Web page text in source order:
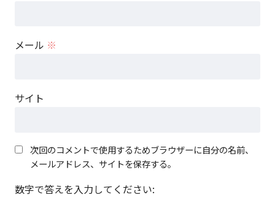
メール ※
サイト
次回のコメントで使用するためブラウザーに自分の名前、
メールアドレス、サイトを保存する。
数字で答えを入力してください: